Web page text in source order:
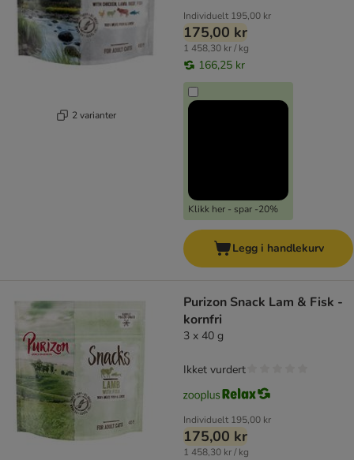
2 varianter
Individuelt 195,00 kr
175,00 kr
1 458,30 kr / kg
166,25 kr
Klikk her - spar -20%
Legg i handlekurv
Purizon Snack Lam & Fisk -
kornfri
3 x 40 g
Individuelt 195,00 kr
175,00 kr
1 458,30 kr / kg
Ikket vurdert